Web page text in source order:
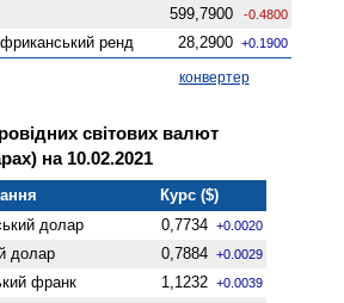
599,7900 -0.4800
ренд 28,2900 +0.1900
конвертер
світових валют
на 10.02.2021
Курс ($)
долар 0,7734 +0.0020
долар 0,7884 +0.0029
франк 1,1232 +0.0039